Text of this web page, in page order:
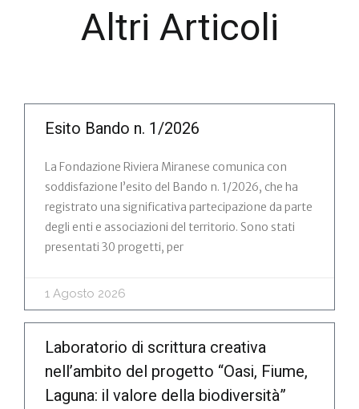
Altri Articoli
Esito Bando n. 1/2026
La Fondazione Riviera Miranese comunica con
soddisfazione l’esito del Bando n. 1/2026, che ha
registrato una significativa partecipazione da parte
degli enti e associazioni del territorio. Sono stati
presentati 30 progetti, per
1 Agosto 2026
Laboratorio di scrittura creativa
nell’ambito del progetto “Oasi, Fiume,
Laguna: il valore della biodiversità”